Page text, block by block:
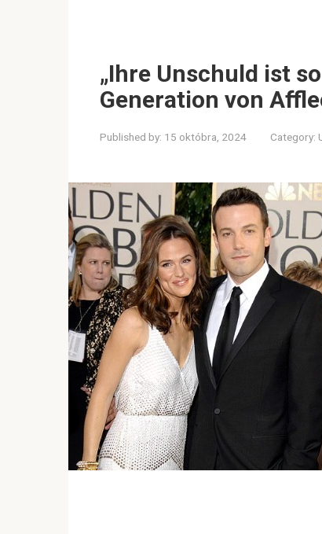
„Ihre Unschuld ist
Generation von
Published by: 15 októbra, 2024 Category: